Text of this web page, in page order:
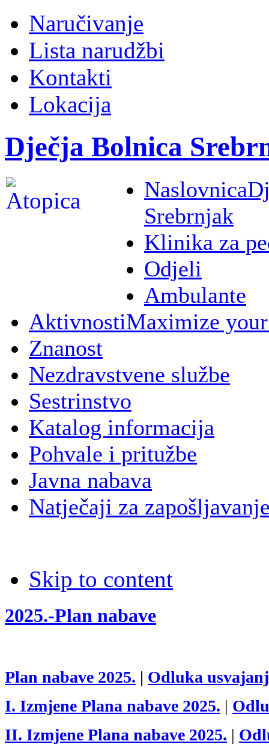
Naručivanje
Lista narudžbi
Kontakti
Lokacija
Dječja Bolnica
Naslovnica
Srebrnjak
Klinika za
Odjeli
Ambulante
AktivnostiMaximize
Znanost
Nezdravstvene službe
Sestrinstvo
Katalog informacija
Pohvale i pritužbe
Javna nabava
Natječaji za
Skip to content
2025.-Plan nabave
Plan nabave 2025. | Odluka
I. Izmjene Plana nabave 2025. |
II. Izmjene Plana nabave 2025. |